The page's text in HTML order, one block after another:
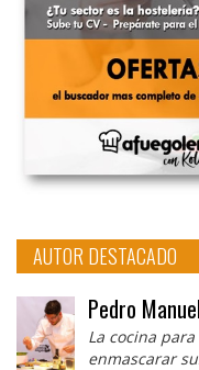
AUTOR DESTACADO
Pedro
La cocina
enmascarar